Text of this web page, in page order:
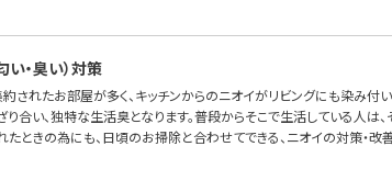
い・臭い）対策
されたお部屋が多く、キッチンからのニオイがリビングにも染み付
合い、独特な生活臭となります。普段からそこで生活している人は
ときの為にも、日頃のお掃除と合わせてできる、ニオイの対策・